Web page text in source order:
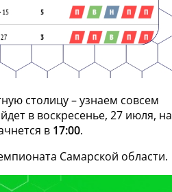
столицу – узнаем совсем
в воскресенье, 27 июля, на
в 17:00.
Самарской области.